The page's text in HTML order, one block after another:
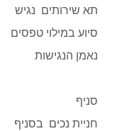
תא שירותים נגיש
סיוע במילוי טפסים
נאמן הנגישות
סניף
חניית נכים בסניף